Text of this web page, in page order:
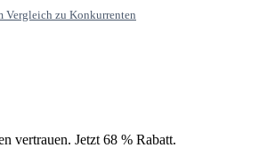
Vergleich zu Konkurrenten
vertrauen. Jetzt 68 % Rabatt.